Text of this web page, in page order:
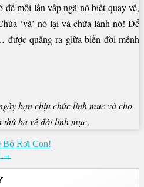
để mỗi lần vấp ngã nó biết quay về,
‘vá’ nó lại và chữa lành nó! Để
quăng ra giữa biển đời mênh
bạn chịu chức linh mục và cho
thứ ba về đời linh mục.
Bỏ Rơi Con!
→